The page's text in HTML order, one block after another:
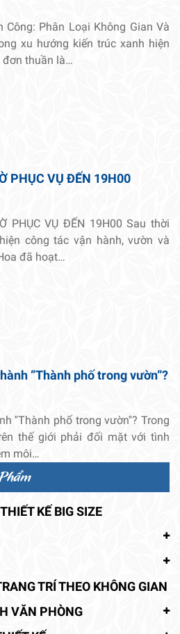
Công: Phân Loại Không Gian Và
xu hướng kiến trúc xanh hiện
đơn thuần là…
PHỤC VỤ ĐẾN 19H00
PHỤC VỤ ĐẾN 19H00 Sau thời
công tác vận hành, vườn và
đã hoạt…
”Thành phố trong vườn”?
''Thành phố trong vườn''? Trong
thế giới phải đối mặt với tình
môi…
KẾ BIG SIZE
TRÍ THEO KHÔNG GIAN
VĂN PHÒNG